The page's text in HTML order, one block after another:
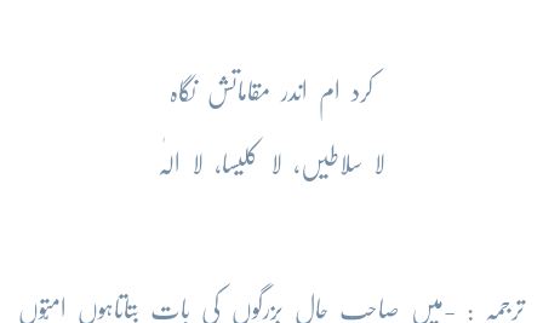
کرد ام اندر مقاماتش نگاہ
لا سلاطیں، لا کلیسا، لا الٰہ
ترجمہ : -میں صاحب حال بزرگوں کی بات بتاتاہوں امتّوں